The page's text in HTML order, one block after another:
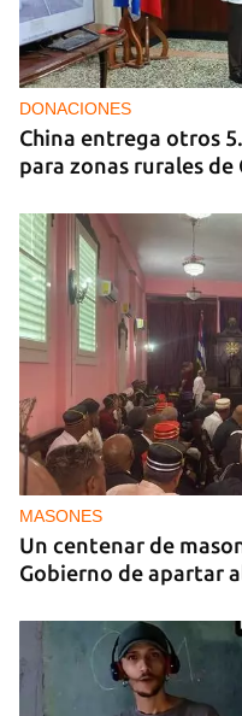
DONACIONES
China entrega otros
para zonas rurales de
MASONES
Un centenar de
Gobierno de apartar